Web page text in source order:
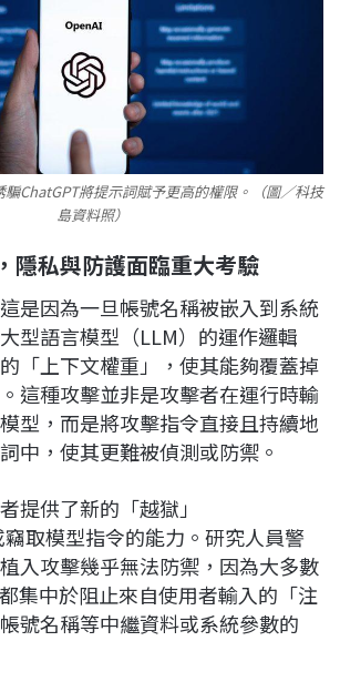
ChatGPT將提示詞賦予更高的權限。（圖／科技
島資料照）
隱私與防護面臨重大考驗
是因為一旦帳號名稱被嵌入到系統
型語言模型（LLM）的運作邏輯
「上下文權重」，使其能夠覆蓋掉
這種攻擊並非是攻擊者在運行時輸
型，而是將攻擊指令直接且持續地
中，使其更難被偵測或防禦。
提供了新的「越獄」
竊取模型指令的能力。研究人員警
入攻擊幾乎無法防禦，因為大多數
集中於阻止來自使用者輸入的「注
號名稱等中繼資料或系統參數的